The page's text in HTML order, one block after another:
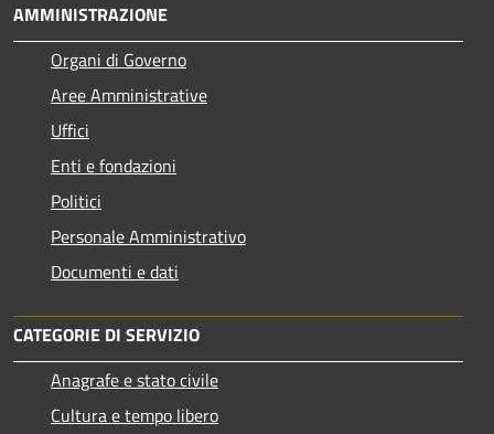
AMMINISTRAZIONE
Organi di Governo
Aree Amministrative
Uffici
Enti e fondazioni
Politici
Personale Amministrativo
Documenti e dati
CATEGORIE DI SERVIZIO
Anagrafe e stato civile
Cultura e tempo libero